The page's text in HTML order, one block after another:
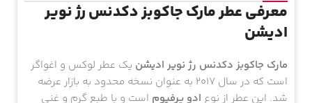
معرفی عطر مارک جاکوبز دکدنس رژ نویر
ادیشن
مارک جاکوبز دکدنس رژ نویر ادیشن یک عطر لوکس و اغواگر
است که در سال 2017 به عنوان نسخه محدود به بازار عرضه
شد. این عطر از نوع ادو پرفیوم است و با طبع گرم و غنی